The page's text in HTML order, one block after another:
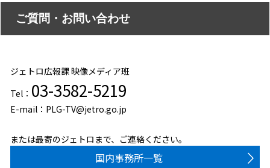
ご質問・お問い合わせ
ジェトロ広報課 映像メディア班
Tel： 03-3582-5219
E-mail：PLG-TV@jetro.go.jp
または最寄のジェトロまで、ご連絡ください。
国内事務所一覧